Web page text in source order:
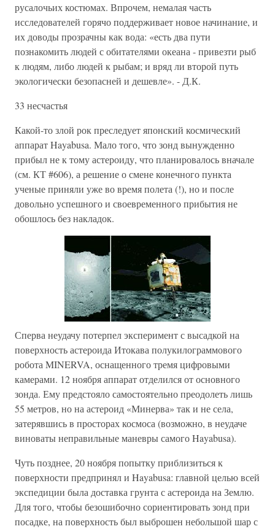
русалочьих костюмах. Впрочем, немалая часть
исследователей горячо поддерживает новое начинание, и
их доводы прозрачны как вода: «есть два пути
познакомить людей с обитателями океана - привезти рыб
к людям, либо людей к рыбам; и вряд ли второй путь
экологически безопасней и дешевле». - Д.К.
33 несчастья
Какой-то злой рок преследует японский космический
аппарат Hayabusa. Мало того, что зонд вынужденно
прибыл не к тому астероиду, что планировалось вначале
(см. КТ #606), а решение о смене конечного пункта
ученые приняли уже во время полета (!), но и после
довольно успешного и своевременного прибытия не
обошлось без накладок.
Сперва неудачу потерпел эксперимент с высадкой на
поверхность астероида Итокава полукилограммового
робота MINERVA, оснащенного тремя цифровыми
камерами. 12 ноября аппарат отделился от основного
зонда. Ему предстояло самостоятельно преодолеть лишь
55 метров, но на астероид «Минерва» так и не села,
затерявшись в просторах космоса (возможно, в неудаче
виноваты неправильные маневры самого Hayabusa).
Чуть позднее, 20 ноября попытку приблизиться к
поверхности предпринял и Hayabusa: главной целью всей
экспедиции была доставка грунта с астероида на Землю.
Для того, чтобы безошибочно сориентировать зонд при
посадке, на поверхность был выброшен небольшой шар с